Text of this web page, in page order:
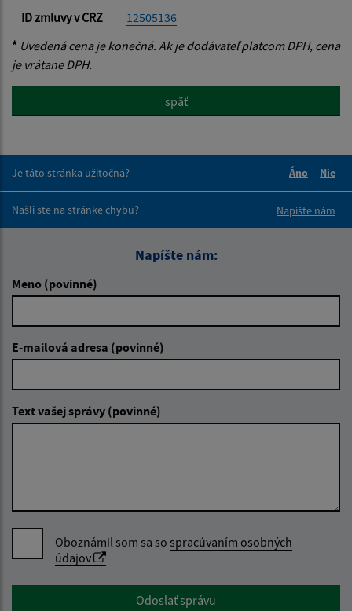
ID zmluvy v CRZ
12505136
* Uvedená cena je konečná. Ak je dodávateľ platcom DPH, cena
je vrátane DPH.
späť
Je táto stránka užitočná?
Áno
Nie
Našli ste na stránke chybu?
Napíšte nám
Napíšte nám:
Meno (povinné)
E-mailová adresa (povinné)
Text vašej správy (povinné)
Oboznámil som sa so spracúvaním osobných
údajov
Google reCaptcha ResponseOdoslať správu